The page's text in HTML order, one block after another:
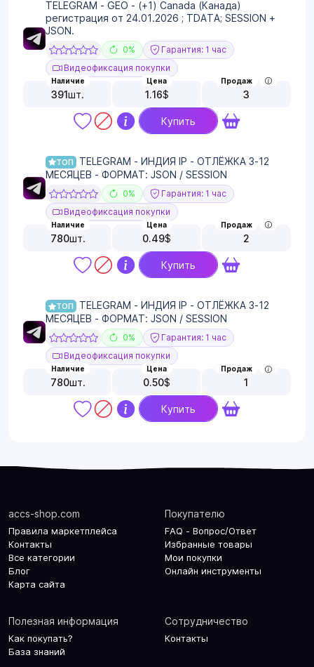
TELEGRAM - GEO - (+1) Canada (Канада)
регистрация от 24.01.2026 ; TDATA; SESSION +
JSON.
0%
Гарантия: 1 час
Видеофиксация покупки
Наличие
391шт.
Цена
1.16$
Продаж
3
Купить
ТОП
TELEGRAM - ИНДИЯ IP - ОТЛЁЖКА 3-12
МЕСЯЦЕВ - ФОРМАТ: JSON / SESSION
0%
Гарантия: 1 час
Видеофиксация покупки
Наличие
780шт.
Цена
0.49$
Продаж
2
Купить
ТОП
TELEGRAM - ИНДИЯ IP - ОТЛЁЖКА 3-12
МЕСЯЦЕВ - ФОРМАТ: JSON / SESSION
0%
Гарантия: 1 час
Видеофиксация покупки
Наличие
780шт.
Цена
0.50$
Продаж
1
Купить
accs-shop.com
Правила маркетплейса
Контакты
Все категории
Блог
Карта сайта
Покупателю
FAQ - Вопрос/Ответ
Избранные товары
Мои покупки
Онлайн инструменты
Полезная информация
Как покупать?
База знаний
Сотрудничество
Контакты